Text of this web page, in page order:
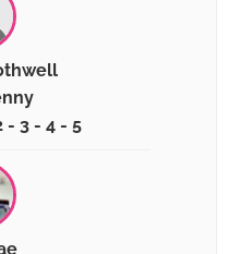
- 3 - 4 - 5